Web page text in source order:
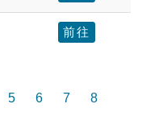
前往
5 6 7
8